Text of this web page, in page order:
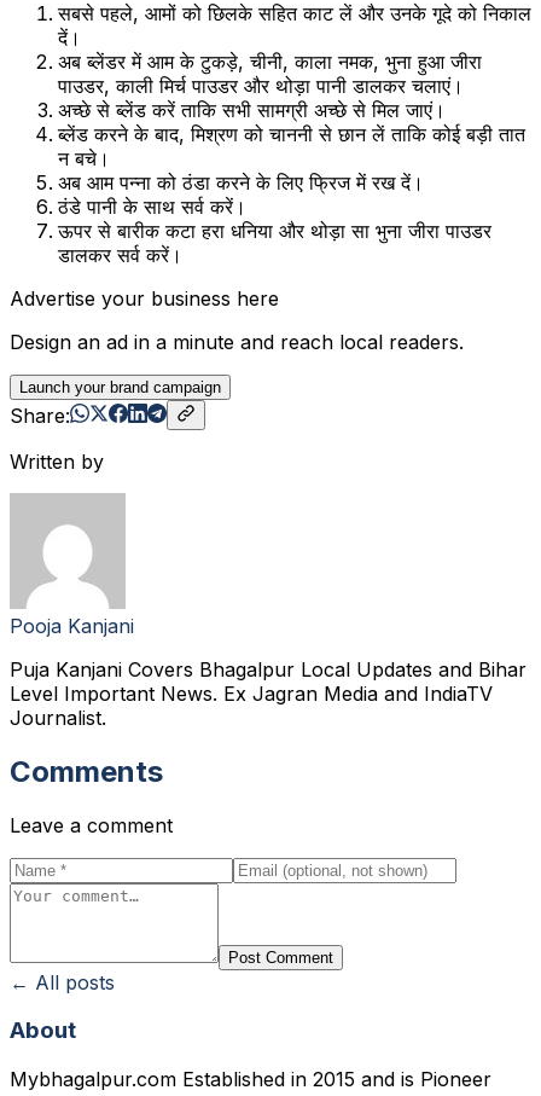
सबसे पहले, आमों को छिलके सहित काट लें और उनके गूदे को निकाल
दें।
अब ब्लेंडर में आम के टुकड़े, चीनी, काला नमक, भुना हुआ जीरा
पाउडर, काली मिर्च पाउडर और थोड़ा पानी डालकर चलाएं।
अच्छे से ब्लेंड करें ताकि सभी सामग्री अच्छे से मिल जाएं।
ब्लेंड करने के बाद, मिश्रण को चाननी से छान लें ताकि कोई बड़ी तात
न बचे।
अब आम पन्ना को ठंडा करने के लिए फ्रिज में रख दें।
ठंडे पानी के साथ सर्व करें।
ऊपर से बारीक कटा हरा धनिया और थोड़ा सा भुना जीरा पाउडर
डालकर सर्व करें।
Advertise your business here
Design an ad in a minute and reach local readers.
Launch your brand campaign
Share:
Written by
Pooja Kanjani
Puja Kanjani Covers Bhagalpur Local Updates and Bihar
Level Important News. Ex Jagran Media and IndiaTV
Journalist.
Comments
Leave a comment
Post Comment
← All posts
About
Mybhagalpur.com Established in 2015 and is Pioneer